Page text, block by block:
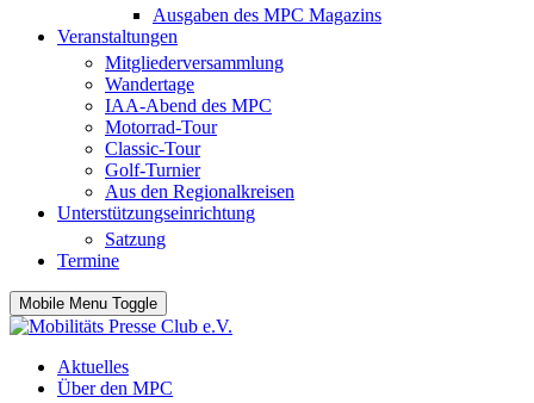
Ausgaben des MPC Magazins
Veranstaltungen
Mitgliederversammlung
Wandertage
IAA-Abend des MPC
Motorrad-Tour
Classic-Tour
Golf-Turnier
Aus den Regionalkreisen
Unterstützungseinrichtung
Satzung
Termine
Mobile Menu Toggle
Aktuelles
Über den MPC